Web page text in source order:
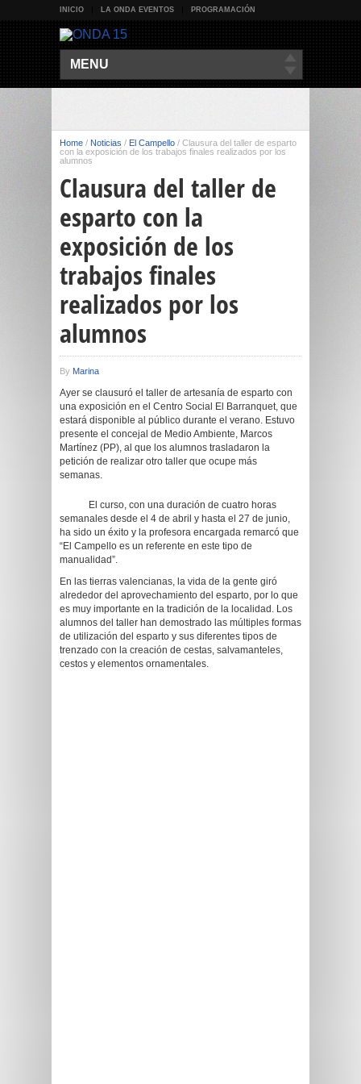
INICIO LA ONDA EVENTOS PROGRAMACIÓN
MENU
Home / Noticias / El Campello / Clausura del taller de esparto
con la exposición de los trabajos finales realizados por los
alumnos
Clausura del taller de
esparto con la
exposición de los
trabajos finales
realizados por los
alumnos
By Marina
Ayer se clausuró el taller de artesanía de esparto con
una exposición en el Centro Social El Barranquet, que
estará disponible al público durante el verano. Estuvo
presente el concejal de Medio Ambiente, Marcos
Martínez (PP), al que los alumnos trasladaron la
petición de realizar otro taller que ocupe más
semanas.
El curso, con una duración de cuatro horas
semanales desde el 4 de abril y hasta el 27 de junio,
ha sido un éxito y la profesora encargada remarcó que
“El Campello es un referente en este tipo de
manualidad”.
En las tierras valencianas, la vida de la gente giró
alrededor del aprovechamiento del esparto, por lo que
es muy importante en la tradición de la localidad. Los
alumnos del taller han demostrado las múltiples formas
de utilización del esparto y sus diferentes tipos de
trenzado con la creación de cestas, salvamanteles,
cestos y elementos ornamentales.